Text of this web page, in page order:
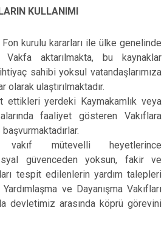
KULLANIMI
kurulu kararları ile ülke genelinde
aktarılmakta, bu kaynaklar
ihtiyaç sahibi yoksul vatandaşlarımıza
olarak ulaştırılmaktadır.
ettikleri yerdeki Kaymakamlık veya
faaliyet gösteren Vakıflara
vakıf mütevelli heyetlerince
güvenceden yoksun, fakir ve
tespit edilenlerin yardım talepleri
ve Dayanışma Vakıfları
devletimiz arasında köprü görevini